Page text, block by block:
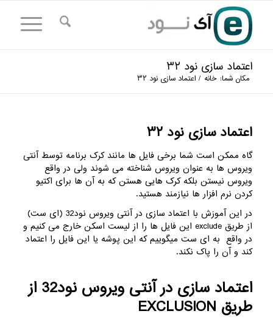
اعتماد سازی نود ۳۲
مکان شما: خانه / اعتماد سازی نود ۳۲
اعتماد سازی نود ۳۲
گاه ممکن است شما برخی فایل ها مانند کرک برنامه توسط آنتی
ویروس ها به عنوان ویروس شناخته می شوند ولی در واقع
ویروس نیستن بلکه کرک هایی هستن که به آن ها برای اکتیو
کردن نرم افزار ها نیازمند هستید.
در این آموزش با اعتماد سازی در آنتی ویروس نود32 (ای ست)
از طریق exclude این فایل ها را از لیست اسکن خارج می کنیم و
در واقع به ای ست میگوییم که این پوشه یا این فایل را اعتماد
کند و آن را پاک نکند.
اعتماد سازی در آنتی ویروس نود32 از
طریق EXCLUSION